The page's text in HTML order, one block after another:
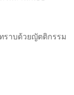
ราบด้วยญัตติกรรม